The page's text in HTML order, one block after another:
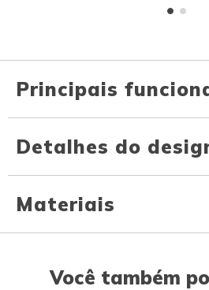
Principais
Detalhes do
Materiais
Você também